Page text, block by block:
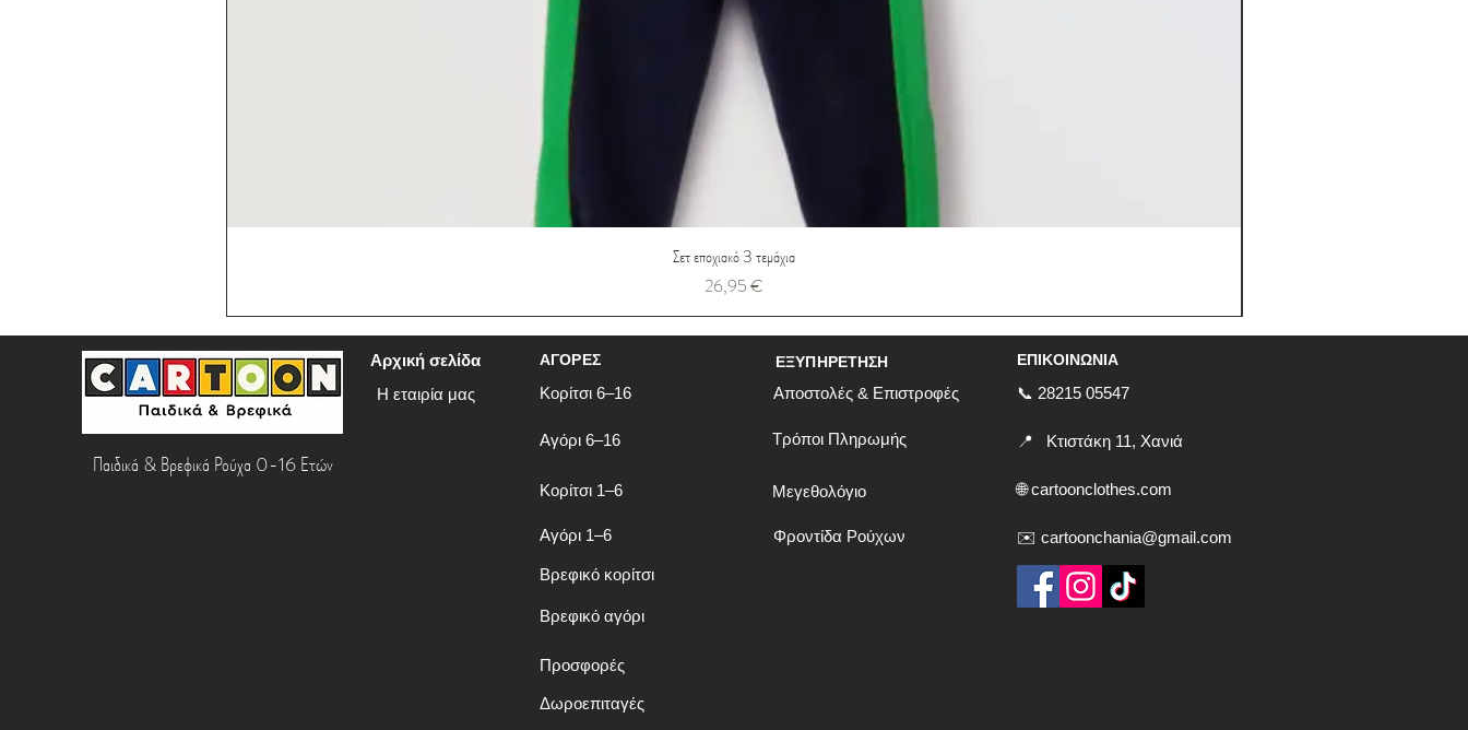
Σετ εποχιακό 3 τεμάχια
Τιμή
26,95 €
Αρχική σελίδα
Η εταιρία μας
Παιδικά & Βρεφικά Ρούχα 0-16 Ετών
ΑΓΟΡΕΣ
Κορίτσι 6–16
Αγόρι 6–16
Κορίτσι 1–6
Αγόρι 1–6
Βρεφικό κορίτσι
Βρεφικό αγόρι
ΕΞΥΠΗΡΕΤΗΣΗ
Αποστολές & Επιστροφές
Τρόποι Πληρωμής
Μεγεθολόγιο
Φροντίδα Ρούχων
ΕΠΙΚΟΙΝΩΝΙΑ
📞 28215 05547
📍 Κτιστάκη 11, Χανιά
🌐cartoonclothes.com
✉️ cartoonchania@gmail.com
Προσφορές
Δωροεπιταγές